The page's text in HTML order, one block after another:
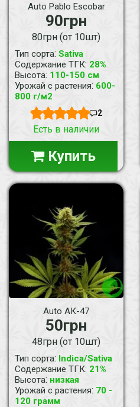
Auto Pablo Escobar
90грн
80грн (от 10шт)
Тип сорта: Sativa
Содержание ТГК: 28%
Высота: 110-150 см
Урожай с растения: 600-
800 г/м2
2
Есть в наличии
Купить
Auto АК-47
50грн
48грн (от 10шт)
Тип сорта: Indica/Sativa
Содержание ТГК: 21%
Высота: низкая
Урожай с растения: 70 -
120 грамм